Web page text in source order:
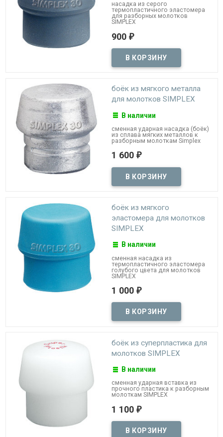
насадка из серого
термопластичного эластомера
для разборных молотков
SIMPLEX
900 ₽
боёк из мягкого металла
для молотков SIMPLEX
В наличии
сменная ударная насадка (боёк)
из сплава мягких металлов к
разборным молоткам Simplex
1 600 ₽
боёк из мягкого
эластомера для молотков
SIMPLEX
В наличии
сменная насадка из
термопластичного эластомера
голубого цвета для молотков
SIMPLEX
1 000 ₽
боёк из суперпластика для
молотков SIMPLEX
В наличии
сменная ударная вставка из
прочного пластика к разборным
молоткам SIMPLEX
1 100 ₽